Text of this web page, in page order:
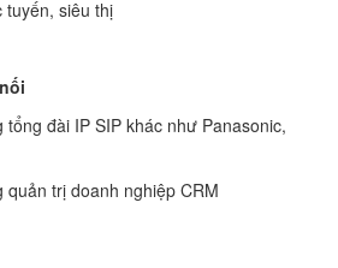
siêu thị
đài IP SIP khác như Panasonic,
trị doanh nghiệp CRM